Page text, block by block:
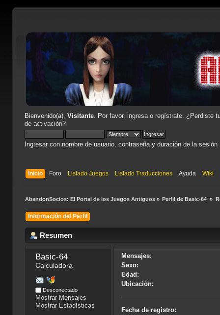
Bienvenido(a), Visitante. Por favor, ingresao regístrate. ¿Perdiste
de activación?
Ingresar con nombre de usuario, contraseña y duración de la sesión
Inicio Foro Listado Juegos Listado Traducciones Ayuda Wiki
AbandonSocios: El Portal de los Juegos Antiguos» Perfil de Basic-64 »
Información del Perfil
Resumen
Basic-64
Calculadora
Desconectado
Mostrar Mensajes
Mostrar Estadísticas
Mensajes:
Sexo:
Edad:
Ubicación:
Fecha de registro: